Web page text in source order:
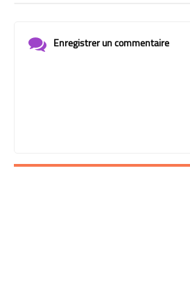
Enregistrer un commentaire